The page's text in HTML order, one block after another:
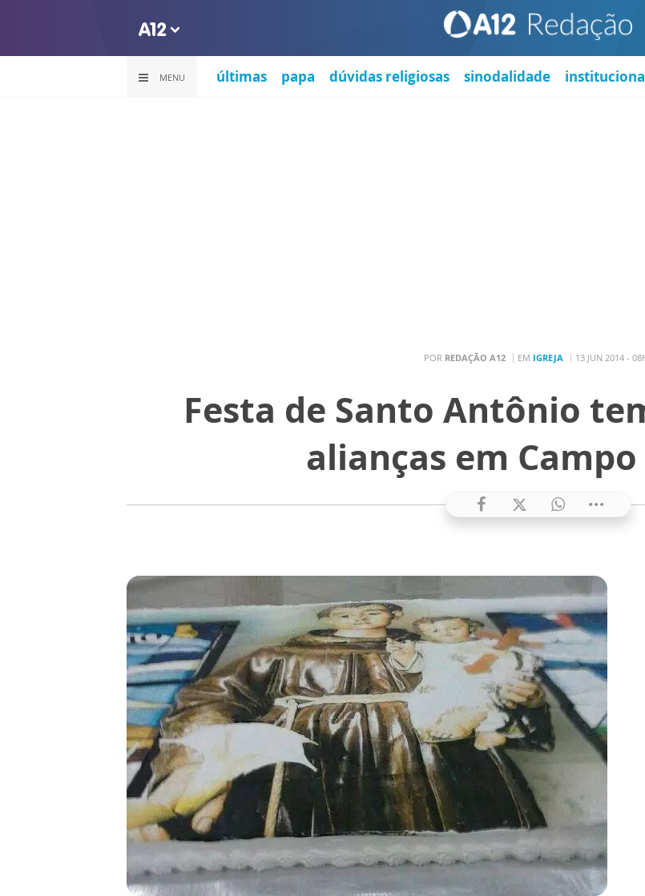
MENU últimas papa dúvidas religiosas sinodalidade
POR REDAÇÃO A12 EM IGREJA 13 JUN 2014 -
Festa de Santo Antônio
alianças em